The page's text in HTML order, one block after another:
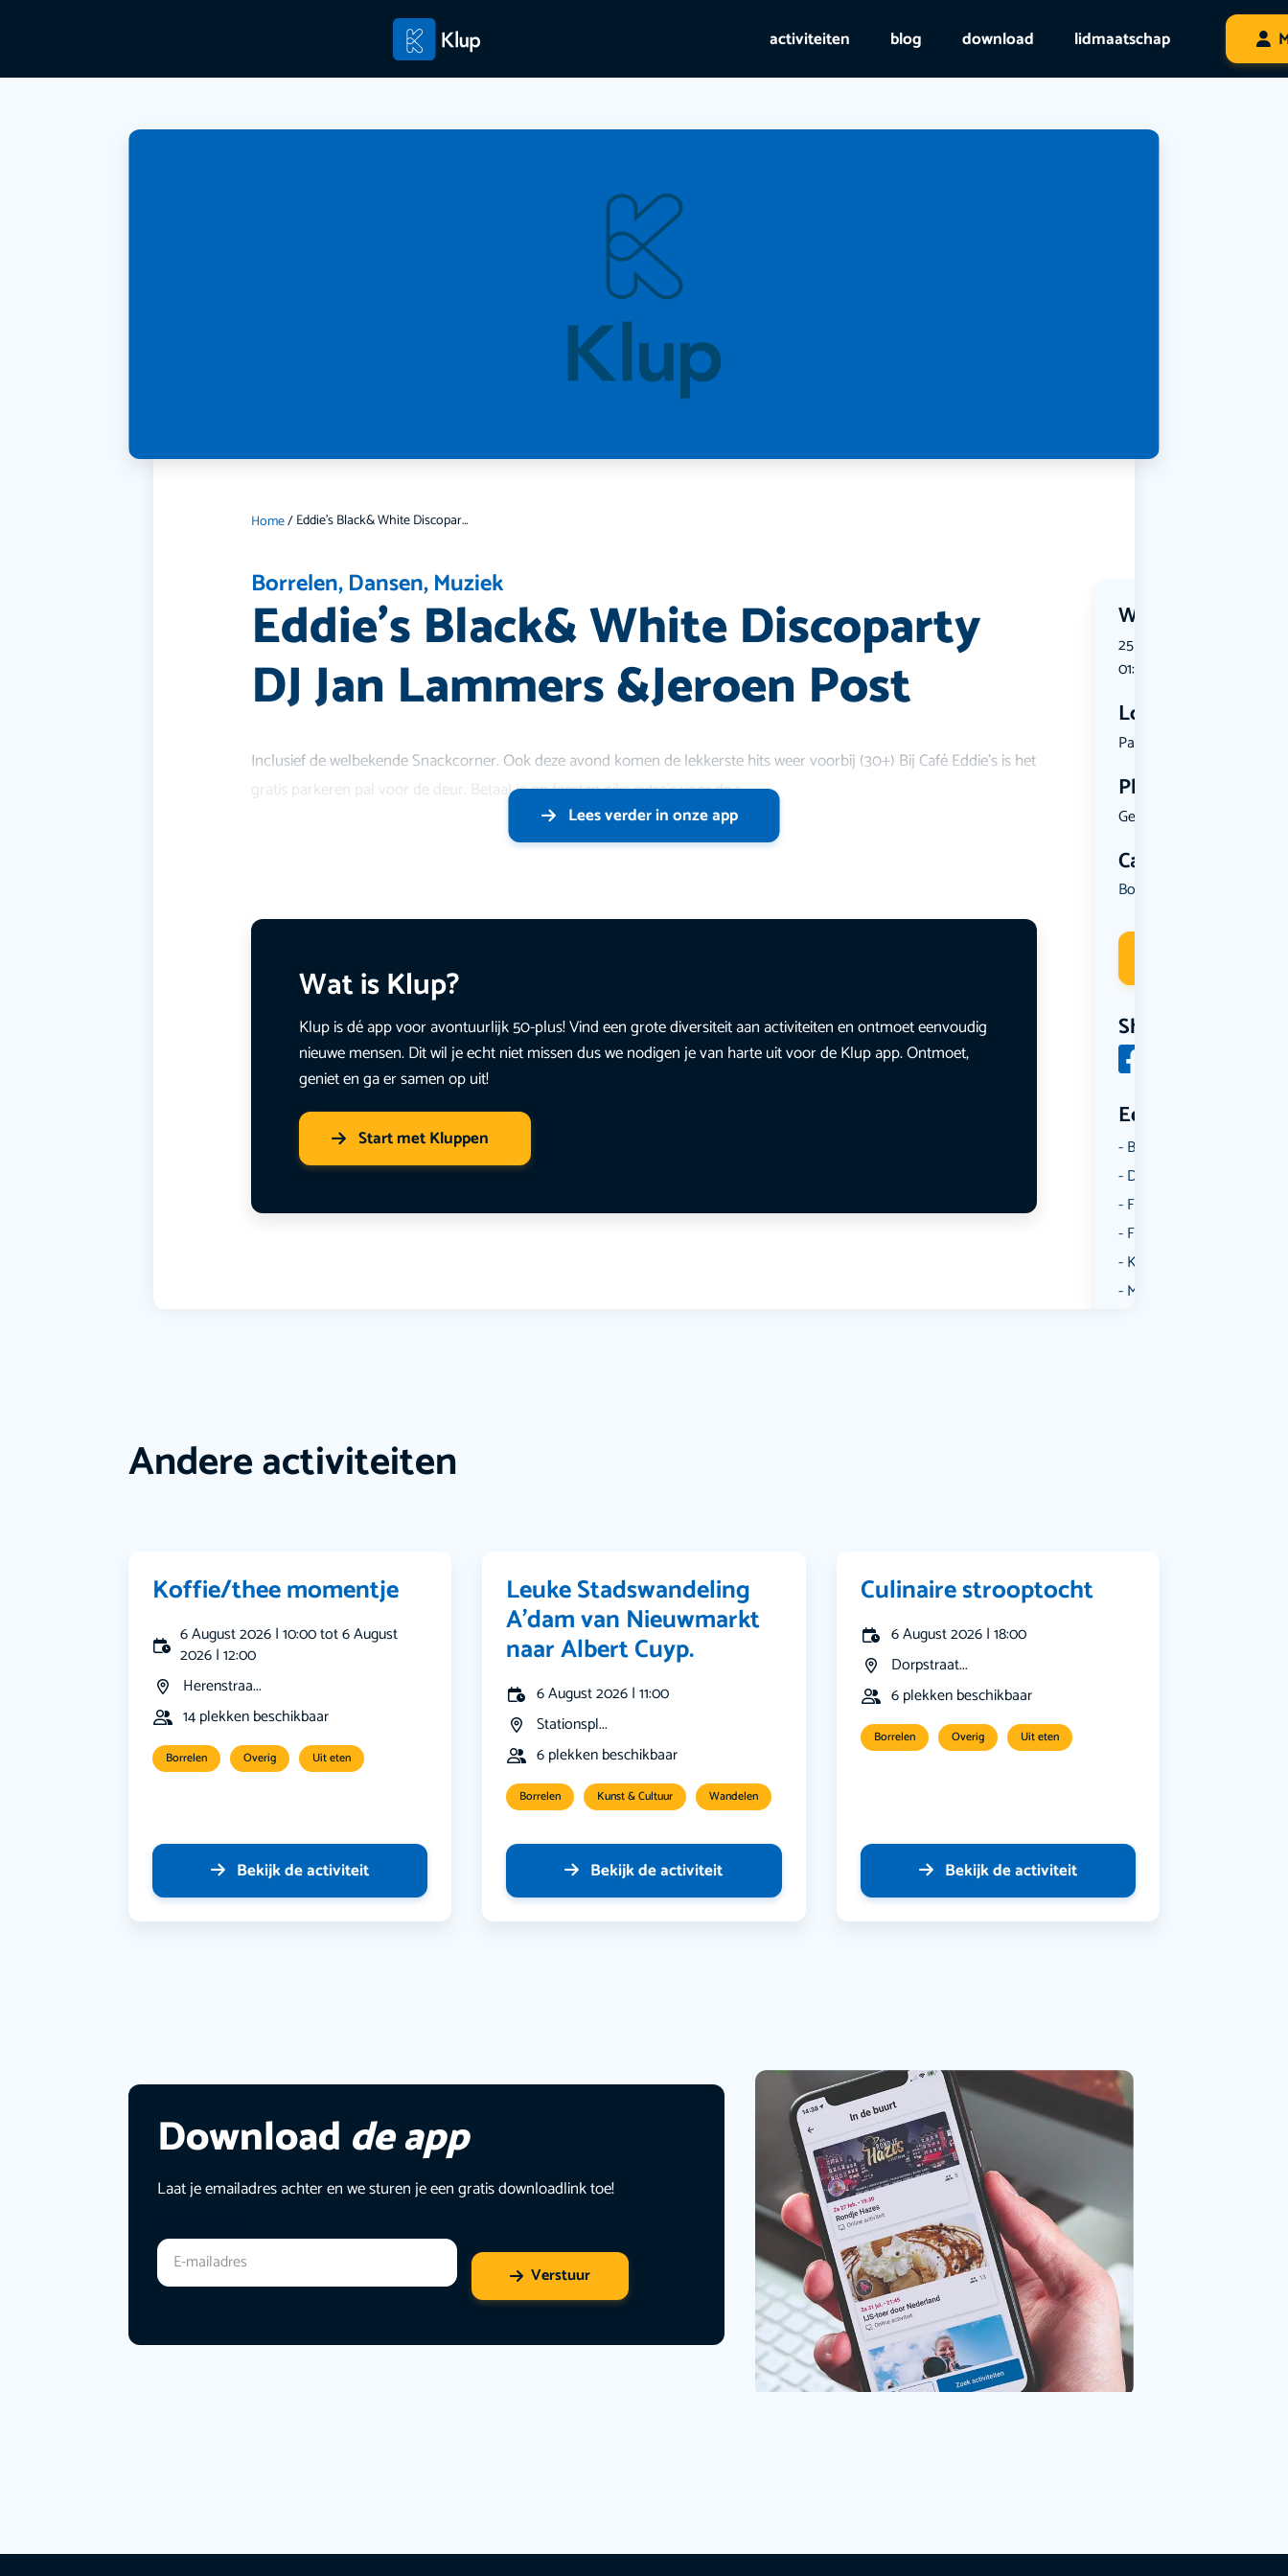
activiteiten blog download lidmaatschap
Home/ Eddie’s Black& White Discoparty DJ Jan Lammers &Jeroen Post
Borrelen,Dansen,Muziek
Eddie’s Black& White Discoparty
DJ Jan Lammers &Jeroen Post
Wanneer?
25 July 2026 | 20:30 tot 26
01:30
Locatie
Papiermole...
Plekken
Geen limiet
Categorie
Borrelen
Share
Een aantal
Borrelen
Dansen
Fietsen
Film
Kunst & Cultuur
Muziek
Inclusief de welbekende Snackcorner. Ook deze avond komen de lekkerste hits weer voorbij (30+) Bij Café Eddie's is het
gratis parkeren pal voor de deur. Betaal je op feesten niks extra's voor de s
Lees verder in onze app
Wat is Klup?
Klup is dé app voor avontuurlijk 50-plus! Vind een grote diversiteit aan activiteiten en ontmoet eenvoudig
nieuwe mensen. Dit wil je echt niet missen dus we nodigen je van harte uit voor de Klup app. Ontmoet,
geniet en ga er samen op uit!
Start met Kluppen
Andere activiteiten
Koffie/thee momentje
6 August 2026 | 10:00 tot 6 August
2026 | 12:00
Herenstraa...
14 plekken beschikbaar
Borrelen Overig Uit eten
Bekijk de activiteit
Leuke Stadswandeling
A’dam van Nieuwmarkt
naar Albert Cuyp.
6 August 2026 | 11:00
Stationspl...
6 plekken beschikbaar
Borrelen Kunst & Cultuur Wandelen
Bekijk de activiteit
Culinaire strooptocht
6 August 2026 | 18:00
Dorpstraat...
6 plekken beschikbaar
Borrelen Overig Uit eten
Bekijk de activiteit
Download de app
Laat je emailadres achter en we sturen je een gratis downloadlink toe!
Verstuur